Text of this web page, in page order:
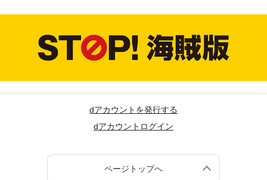
dアカウントを発行する
dアカウントログイン
ページトップへ